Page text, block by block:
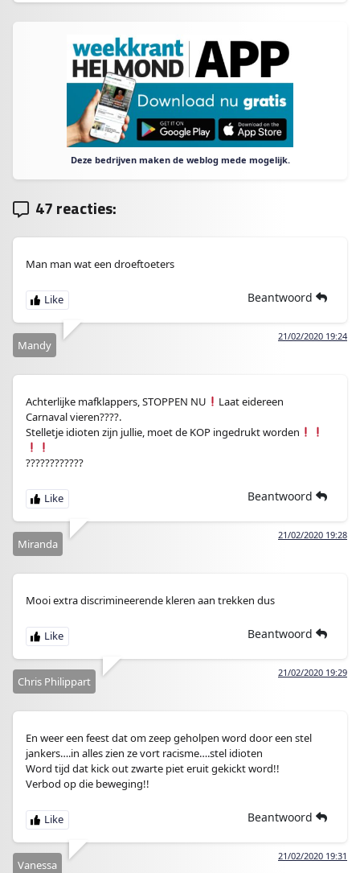
Deze bedrijven maken de weblog mede mogelijk.
47 reacties:
Man man wat een droeftoeters
Beantwoord
21/02/2020 19:24
Mandy
Achterlijke mafklappers, STOPPEN NU
Laat eidereen
Carnaval vieren????.
Stelletje idioten zijn jullie, moet de KOP ingedrukt worden
????????????
Beantwoord
21/02/2020 19:28
Miranda
Mooi extra discrimineerende kleren aan trekken dus
Beantwoord
21/02/2020 19:29
Chris Philippart
En weer een feest dat om zeep geholpen word door een stel
jankers….in alles zien ze vort racisme….stel idioten
Word tijd dat kick out zwarte piet eruit gekickt word!!
Verbod op die beweging!!
Beantwoord
21/02/2020 19:31
Vanessa